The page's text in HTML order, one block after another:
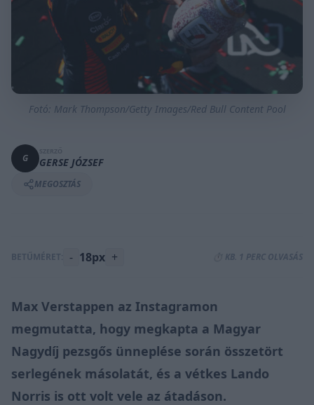
Fotó: Mark Thompson/Getty Images/Red Bull Content Pool
G GERSE JÓZSEF
MEGOSZTÁS
BETŰMÉRET: - 18px + ⏱️ KB. 1 PERC OLVASÁS
Max Verstappen az Instagramon
megmutatta, hogy megkapta a Magyar
Nagydíj pezsgős ünneplése során összetört
serlegének másolatát, és a vétkes Lando
Norris is ott volt vele az átadáson.